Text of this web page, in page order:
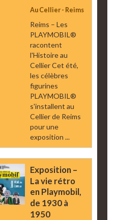
Au Cellier - Reims
Reims – Les
PLAYMOBIL®
racontent
l'Histoire au
Cellier Cet été,
les célèbres
figurines
PLAYMOBIL®
s'installent au
Cellier de Reims
pour une
exposition ...
Exposition –
La vie rétro
en Playmobil,
de 1930 à
1950